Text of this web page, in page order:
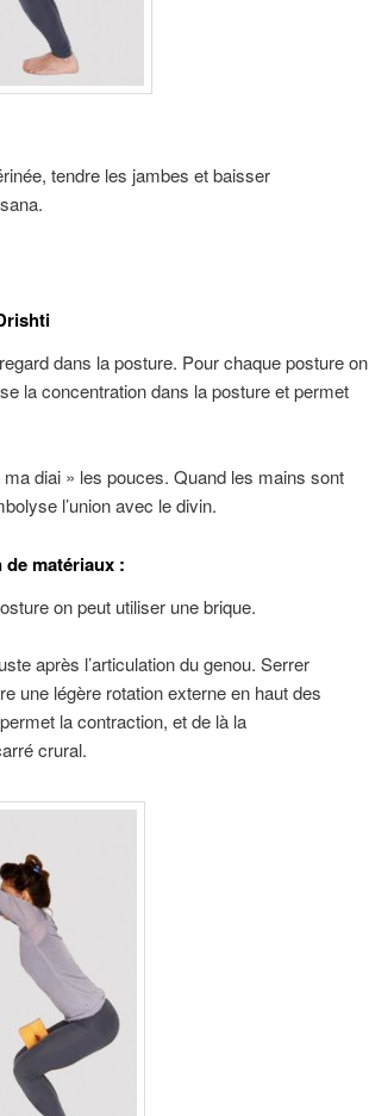
tendre les jambes et baisser
dans la posture. Pour chaque posture on
la concentration dans la posture et permet
diai » les pouces. Quand les mains sont
l’union avec le divin.
matériaux :
on peut utiliser une brique.
après l’articulation du genou. Serrer
une légère rotation externe en haut des
la contraction, et de là la
crural.